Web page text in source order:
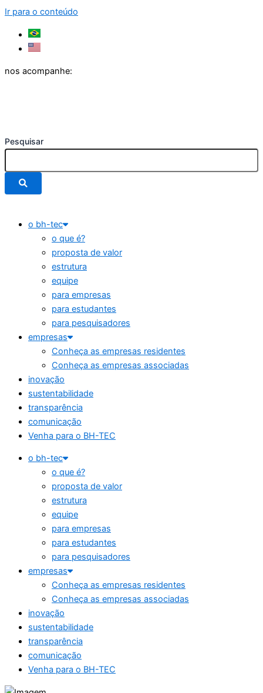
Ir para o conteúdo
nos acompanhe:
Pesquisar
o bh-tec
o que é?
proposta de valor
estrutura
equipe
para empresas
para estudantes
para pesquisadores
empresas
Conheça as empresas residentes
Conheça as empresas associadas
inovação
sustentabilidade
transparência
comunicação
Venha para o BH-TEC
o bh-tec
o que é?
proposta de valor
estrutura
equipe
para empresas
para estudantes
para pesquisadores
empresas
Conheça as empresas residentes
Conheça as empresas associadas
inovação
sustentabilidade
transparência
comunicação
Venha para o BH-TEC